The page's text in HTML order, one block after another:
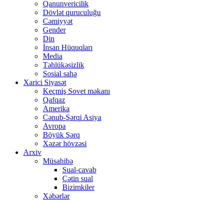
Qanunvericilik
Dövlət quruculuğu
Cəmiyyət
Gender
Din
İnsan Hüquqları
Media
Təhlükəsizlik
Sosial sahə
Xarici Siyasət
Keçmiş Sovet məkanı
Qafqaz
Amerika
Cənub-Şərqi Asiya
Avropa
Böyük Şərq
Xəzər hövzəsi
Arxiv
Müsahibə
Sual-cavab
Çətin sual
Bizimkiler
Xəbərlər